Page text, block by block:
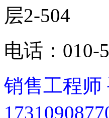
层2-504
电话：010-
销售工程师